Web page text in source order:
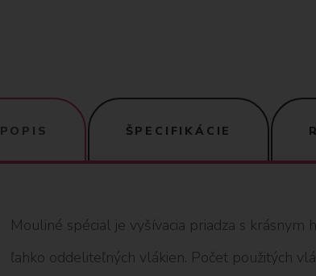
POPIS ŠPECIFIKÁCIE
Mouliné spécial je vyšívacia priadza s
ľahko oddeliteľných vlákien. Počet použitých